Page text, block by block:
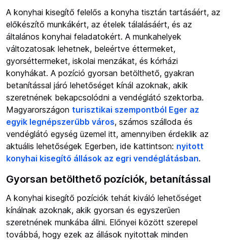
A konyhai kisegítő felelős a konyha tisztán tartásáért, az
előkészítő munkákért, az ételek tálalásáért, és az
általános konyhai feladatokért. A munkahelyek
változatosak lehetnek, beleértve éttermeket,
gyorséttermeket, iskolai menzákat, és kórházi
konyhákat. A pozíció gyorsan betölthető, gyakran
betanítással járó lehetőséget kínál azoknak, akik
szeretnének bekapcsolódni a vendéglátó szektorba.
Magyarországon turisztikai szempontból Eger az
egyik legnépszerűbb város, számos szálloda és
vendéglátó egység üzemel itt, amennyiben érdeklik az
aktuális lehetőségek Egerben, ide kattintson: nyitott
konyhai kisegítő állások az egri vendéglátásban.
Gyorsan betölthető pozíciók, betanítással
A konyhai kisegítő pozíciók tehát kiváló lehetőséget
kínálnak azoknak, akik gyorsan és egyszerűen
szeretnének munkába állni. Előnyei között szerepel
továbbá, hogy ezek az állások nyitottak minden